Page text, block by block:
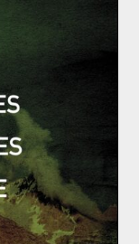
de Russes
de
briser.
de